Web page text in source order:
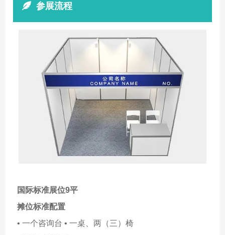
参展流程
国际标准展位9平
摊位标准配置
• 一个咨询台 • 一桌、两（三）椅